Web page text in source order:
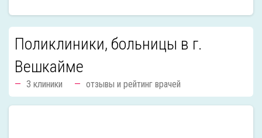
Поликлиники, больницы в г.
Вешкайме
3 клиники отзывы и рейтинг врачей